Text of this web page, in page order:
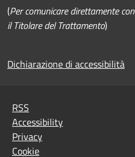
(Per comunicare direttamente con
il Titolare del Trattamento)
Dichiarazione di accessibilità
RSS
Accessibility
Privacy
Cookie